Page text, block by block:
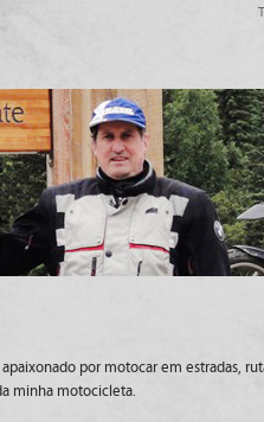
por motocar em estradas,
minha motocicleta.